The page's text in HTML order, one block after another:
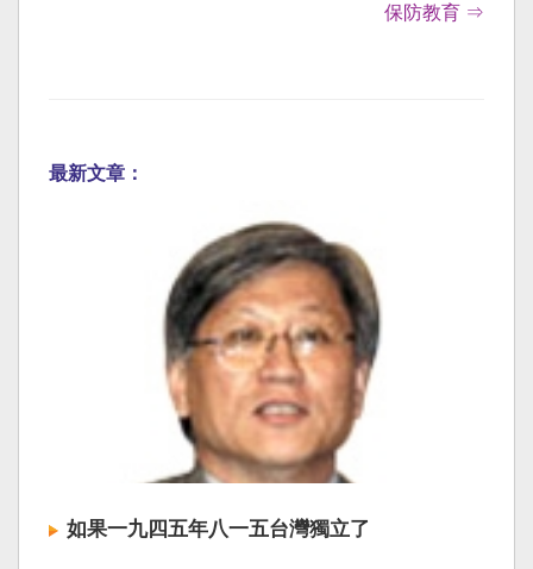
保防教育 ⇒
最新文章：
如果一九四五年八一五台灣獨立了